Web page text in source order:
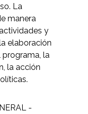
La
manera
y
elaboración
programa, la
la acción
-